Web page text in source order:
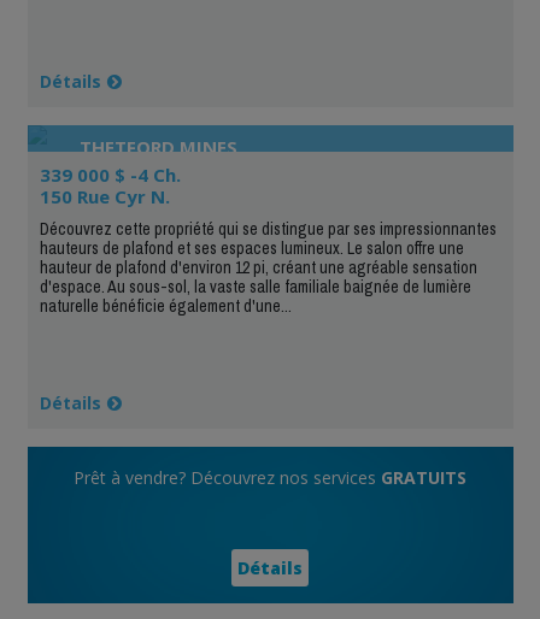
Détails
THETFORD MINES
339 000 $ -4 Ch.
150 Rue Cyr N.
Découvrez cette propriété qui se distingue par ses impressionnantes
hauteurs de plafond et ses espaces lumineux. Le salon offre une
hauteur de plafond d'environ 12 pi, créant une agréable sensation
d'espace. Au sous-sol, la vaste salle familiale baignée de lumière
naturelle bénéficie également d'une...
Détails
Prêt à vendre? Découvrez nos services GRATUITS
Détails